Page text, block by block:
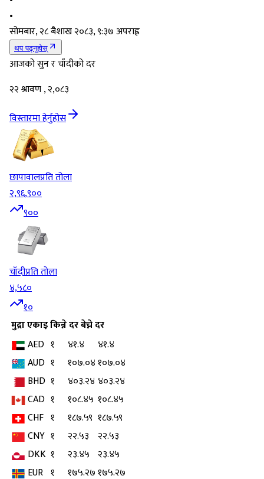
•
सोमबार, २८ बैशाख २०८३, ९:३७ अपराह्न
थप पढ्नुहोस्
आजको सुन र चाँदीको दर
२२ श्रावण , २,०८३
विस्तारमा हेर्नुहोस
छापावालप्रति तोला
२,९६,९००
९००
चाँदीप्रति तोला
४,५८०
१०
मुद्राएकाइकिन्ने दरबेच्ने दर
AED १ ४१.४
४१.४
AUD १ १०७.०४१०७.०४
BHD १ ४०३.२४ ४०३.२४
CAD १ १०८.४५ १०८.४५
CHF १ १८७.५९ १८७.५९
CNY १ २२.५३
२२.५३
DKK १ २३.४५ २३.४५
EUR १ १७५.२७१७५.२७